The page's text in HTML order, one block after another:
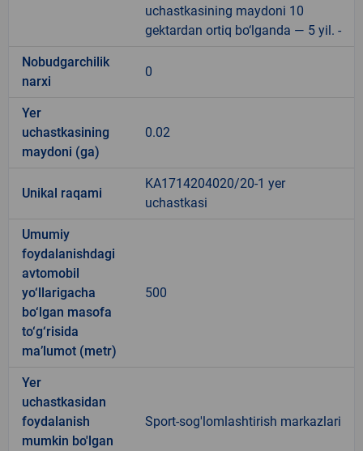
uchastkasining maydoni 10
gektardan ortiq bo‘lganda — 5 yil. -
Nobudgarchilik
narxi
0
Yer
uchastkasining
maydoni (ga)
0.02
Unikal raqami
KA1714204020/20-1 yer
uchastkasi
Umumiy
foydalanishdagi
avtomobil
yo‘llarigacha
bo‘lgan masofa
to‘g‘risida
ma’lumot (metr)
500
Yer
uchastkasidan
foydalanish
mumkin bo'lgan
Sport-sog'lomlashtirish markazlari